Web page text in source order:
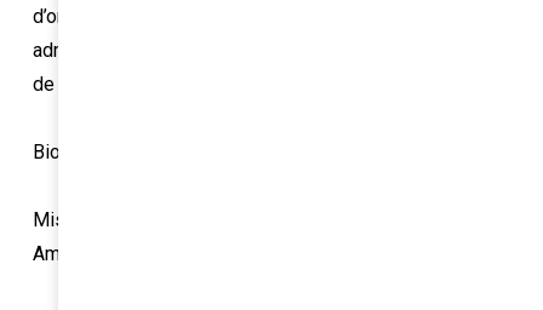
d’orientation du Palais de la Porte Dorée et
administratrice de l’Association française des managers
de la diversité (AFMD).
Biographie réalisée en mai 2021 sur EducPros
Mise à jour en Avril 2022 par Huguette MVUEMBA
Amina Mag